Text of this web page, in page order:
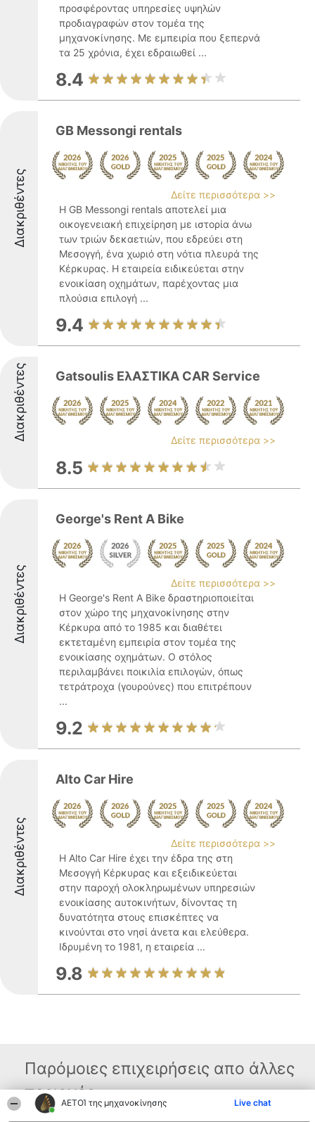
ΑΕΤΟΊ της μηχανοκίνησης Live chat
προσφέροντας υπηρεσίες υψηλών
προδιαγραφών στον τομέα της
μηχανοκίνησης. Με εμπειρία που ξεπερνά
τα 25 χρόνια, έχει εδραιωθεί ...
8.4
Διακριθέντες
GB Messongi rentals
Δείτε περισσότερα >>
Η GB Messongi rentals αποτελεί μια
οικογενειακή επιχείρηση με ιστορία άνω
των τριών δεκαετιών, που εδρεύει στη
Μεσογγή, ένα χωριό στη νότια πλευρά της
Κέρκυρας. Η εταιρεία ειδικεύεται στην
ενοικίαση οχημάτων, παρέχοντας μια
πλούσια επιλογή ...
9.4
Διακριθέντες Gatsoulis ΕλΑΣΤΙΚΑ CAR Service
Δείτε περισσότερα >>
8.5
Διακριθέντες
George's Rent A Bike
Δείτε περισσότερα >>
Η George's Rent A Bike δραστηριοποιείται
στον χώρο της μηχανοκίνησης στην
Κέρκυρα από το 1985 και διαθέτει
εκτεταμένη εμπειρία στον τομέα της
ενοικίασης οχημάτων. Ο στόλος
περιλαμβάνει ποικιλία επιλογών, όπως
τετράτροχα (γουρούνες) που επιτρέπουν
...
9.2
Διακριθέντες
Alto Car Hire
Δείτε περισσότερα >>
Η Alto Car Hire έχει την έδρα της στη
Μεσογγή Κέρκυρας και εξειδικεύεται
στην παροχή ολοκληρωμένων υπηρεσιών
ενοικίασης αυτοκινήτων, δίνοντας τη
δυνατότητα στους επισκέπτες να
κινούνται στο νησί άνετα και ελεύθερα.
Ιδρυμένη το 1981, η εταιρεία ...
9.8
Παρόμοιες επιχειρήσεις απο άλλες
περιοχές